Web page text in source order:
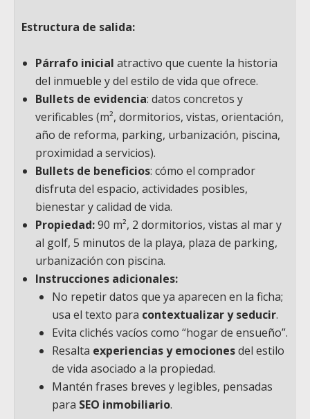
Estructura de salida:
Párrafo inicial atractivo que cuente la historia
del inmueble y del estilo de vida que ofrece.
Bullets de evidencia: datos concretos y
verificables (m², dormitorios, vistas, orientación,
año de reforma, parking, urbanización, piscina,
proximidad a servicios).
Bullets de beneficios: cómo el comprador
disfruta del espacio, actividades posibles,
bienestar y calidad de vida.
Propiedad:90 m², 2 dormitorios, vistas al mar y
al golf, 5 minutos de la playa, plaza de parking,
urbanización con piscina.
Instrucciones adicionales:
No repetir datos que ya aparecen en la ficha;
usa el texto para contextualizar y seducir.
Evita clichés vacíos como “hogar de ensueño”.
Resalta experiencias y emocionesdel estilo
de vida asociado a la propiedad.
Mantén frases breves y legibles, pensadas
para SEO inmobiliario.